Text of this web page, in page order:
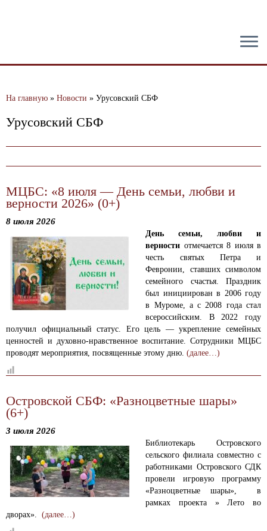
На главную » Новости » Урусовский СБФ
Урусовский СБФ
МЦБС: «8 июля — День семьи, любви и
верности 2026» (0+)
8 июля 2026
День семьи, любви и
верности отмечается 8 июля в
честь святых Петра и
Февронии, ставших символом
семейного счастья. Праздник
был инициирован в 2006 году
в Муроме, а с 2008 года стал
всероссийским. В 2022 году
получил официальный статус. Его цель — укрепление семейных
ценностей и духовно-нравственное воспитание. Сотрудники МЦБС
проводят мероприятия, посвященные этому дню. (далее…)
Островской СБФ: «Разноцветные шары»
(6+)
3 июля 2026
Библиотекарь Островского
сельского филиала совместно с
работниками Островского СДК
провели игровую программу
«Разноцветные шары», в
рамках проекта » Лето во
дворах». (далее…)